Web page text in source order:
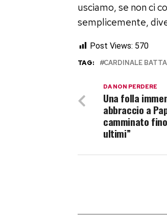
usciamo, se non ci
semplicemente,
Post Views: 570
TAG: CARDINALE
DA NON PERDERE
Una folla
abbraccio a
camminato
ultimi”